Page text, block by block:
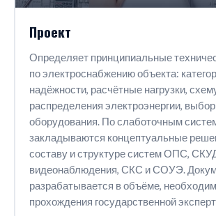
Проект
Определяет принципиальные
по электроснабжению объекта:
надёжности, расчётные нагрузки,
распределения электроэнергии,
оборудования. По слаботочным
закладываются концептуальные
составу и структуре систем ОПС,
видеонаблюдения, СКС и СОУЭ.
разрабатывается в объёме,
прохождения государственной